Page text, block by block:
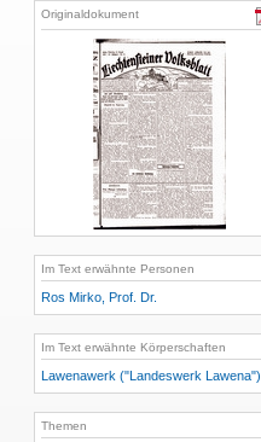
Originaldokument
Im Text erwähnte Personen
Ros Mirko, Prof. Dr.
Im Text erwähnte Körperschaften
Lawenawerk ("Landeswerk Lawena")
Themen